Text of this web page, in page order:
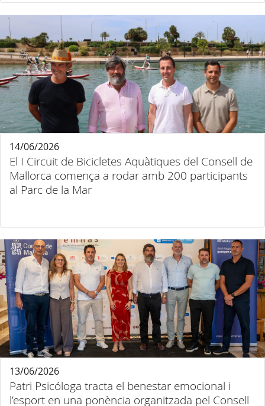
El I Circuit de Bicicletes Aquàtiques del Consell de
Mallorca comença a rodar amb 200 participants
al Parc de la Mar
14/06/2026
Patri Psicóloga tracta el benestar emocional i
l’esport en una ponència organitzada pel Consell
13/06/2026